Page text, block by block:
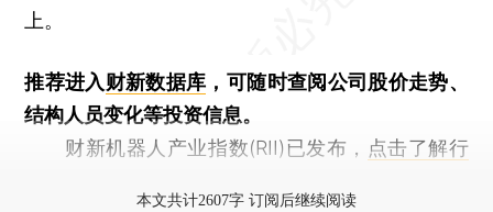
上。
推荐进入财新数据库 ，可随时查阅公司股价走势、
结构人员变化等投资信息。
财新机器人产业指数(RII)已发布， 点击了解行
本文共计2607字 订阅后继续阅读